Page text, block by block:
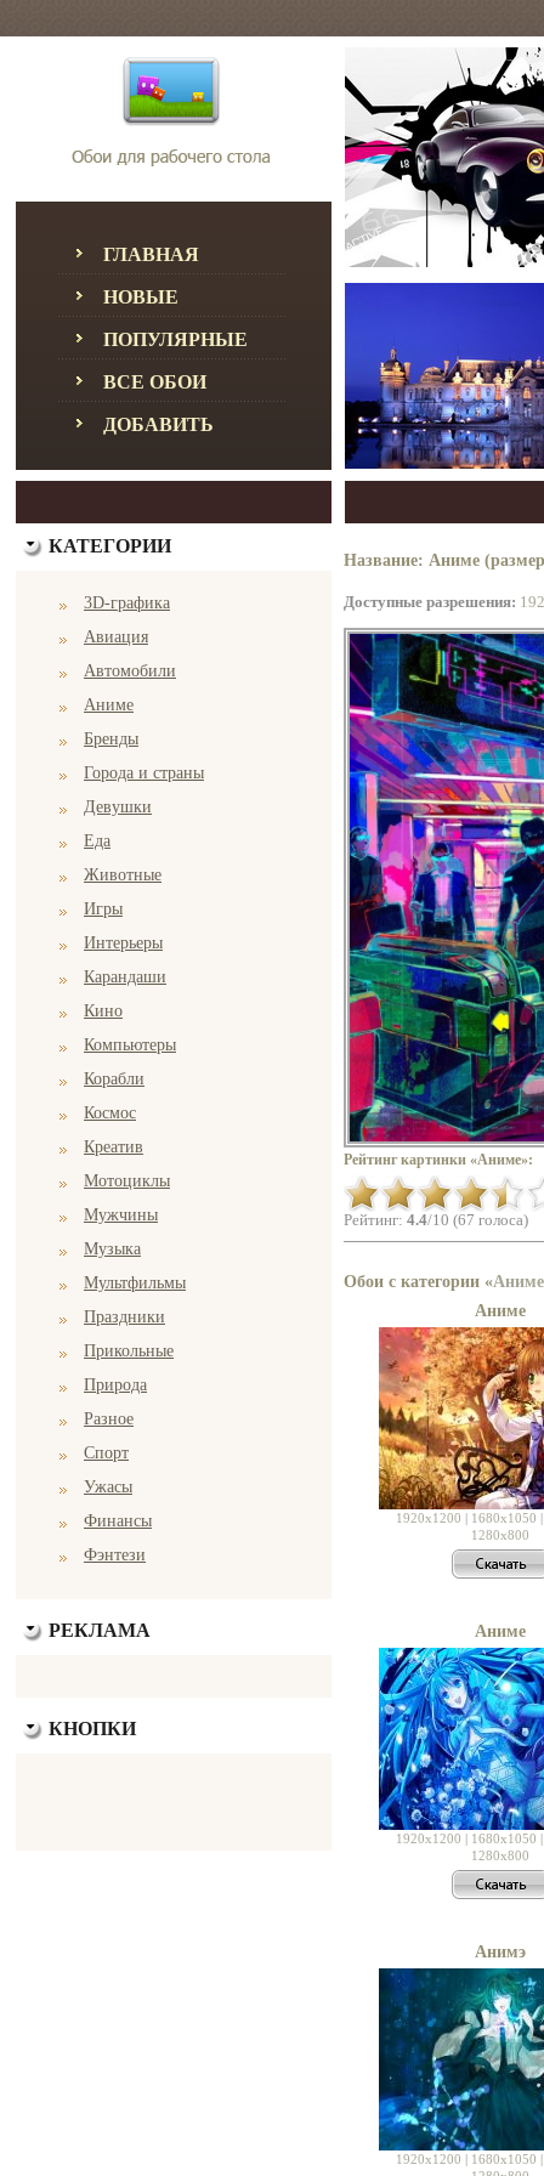
ГЛАВНАЯ
НОВЫЕ
ПОПУЛЯРНЫЕ
ВСЕ ОБОИ
ДОБАВИТЬ
КАТЕГОРИИ
3D-графика
Авиация
Автомобили
Аниме
Бренды
Города и страны
Девушки
Еда
Животные
Игры
Интерьеры
Карандаши
Кино
Компьютеры
Корабли
Космос
Креатив
Мотоциклы
Мужчины
Музыка
Мультфильмы
Праздники
Прикольные
Природа
Разное
Спорт
Ужасы
Финансы
Фэнтези
РЕКЛАМА
КНОПКИ
Название: Аниме
Доступные разрешения:
Рейтинг картинки «Аниме»:
Рейтинг: 4.4/10 (67 голоса)
Обои с категории «Аниме
Аниме
1920x1200 | 1680x1050
1280x800
Аниме
1920x1200 | 1680x1050
1280x800
Анимэ
1920x1200 | 1680x1050